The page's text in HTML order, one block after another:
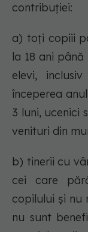
contribuţiei:
a) toţi copiii
la 18 ani
elevi,
începerea
3 luni, ucenici
venituri din
b) tinerii cu
cei care
copilului şi nu
nu sunt